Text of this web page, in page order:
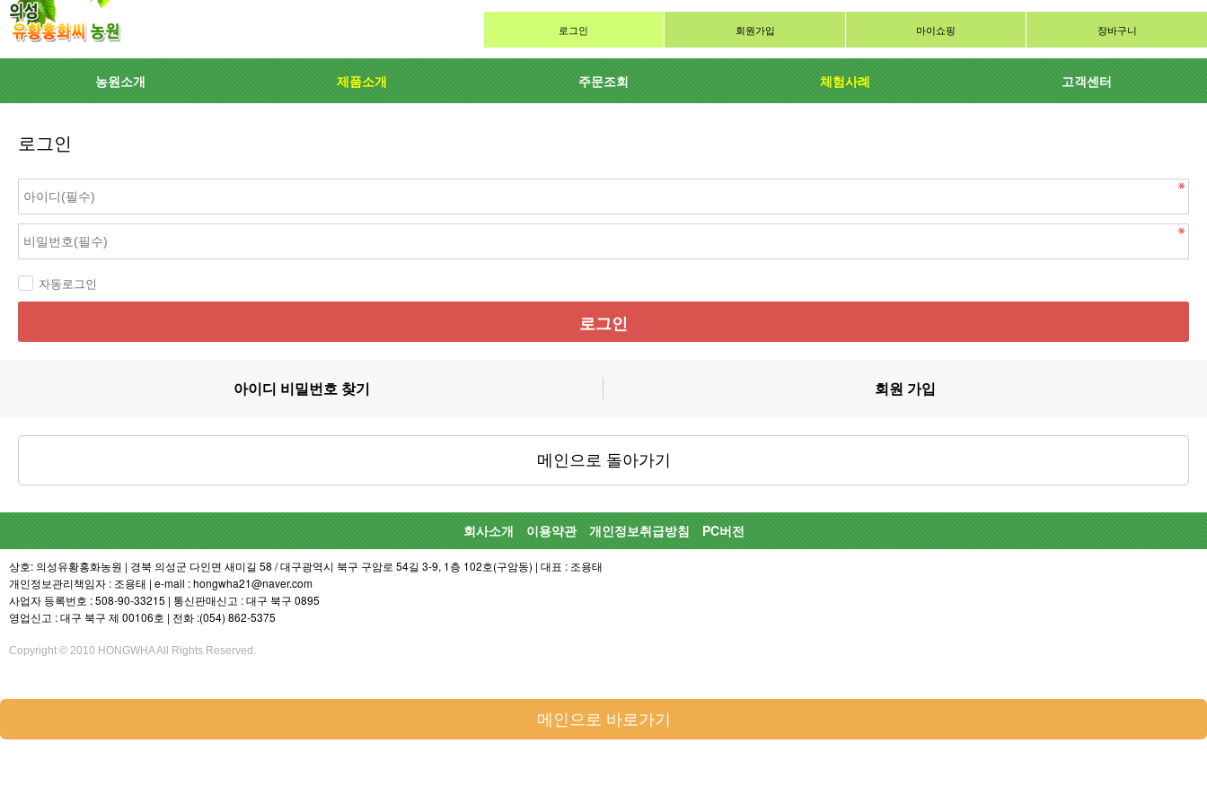
로그인 회원가입 마이쇼핑 장바구니
농원소개 제품소개 주문조회 체험사례 고객센터
로그인
자동로그인
로그인
아이디 비밀번호 찾기 회원 가입
메인으로 돌아가기
회사소개 이용약관 개인정보취급방침 PC버전
상호: 의성유황홍화농원 | 경북 의성군 다인면 새미길 58 / 대구광역시 북구 구암로 54길 3-9, 1층 102호(구암동) | 대표 : 조용태
개인정보관리책임자 : 조용태 | e-mail : hongwha21@naver.com
사업자 등록번호 : 508-90-33215 | 통신판매신고 : 대구 북구 0895
영업신고 : 대구 북구 제 00106호 | 전화 :(054) 862-5375
Copyright © 2010 HONGWHA All Rights Reserved.
메인으로 바로가기